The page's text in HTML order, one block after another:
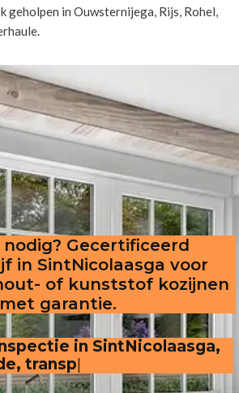
geholpen in Ouwsternijega, Rijs, Rohel,
nodig? Gecertificeerd
in SintNicolaasga voor
of kunststof kozijnen
met garantie.
in SintNicolaasga,
offerte